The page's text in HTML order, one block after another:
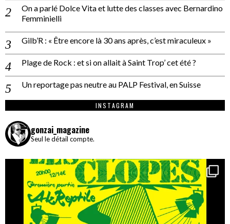
On a parlé Dolce Vita et lutte des classes avec Bernardino
Femminielli
Gilb’R : « Être encore là 30 ans après, c’est miraculeux »
Plage de Rock : et si on allait à Saint Trop’ cet été ?
Un reportage pas neutre au PALP Festival, en Suisse
INSTAGRAM
gonzai_magazine
Seul le détail compte.